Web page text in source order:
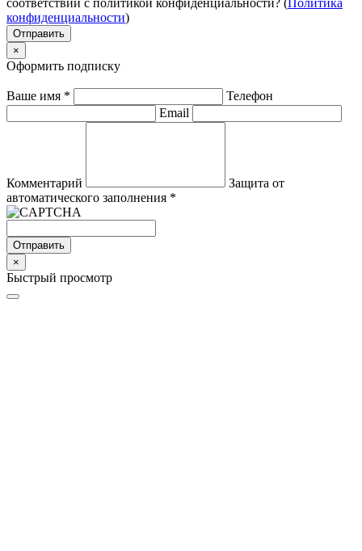
конфиденциальности)
Отправить
×
Оформить подписку
Ваше имя *
Телефон
Email
Комментарий
Защита от
автоматического заполнения *
Отправить
×
Быстрый просмотр